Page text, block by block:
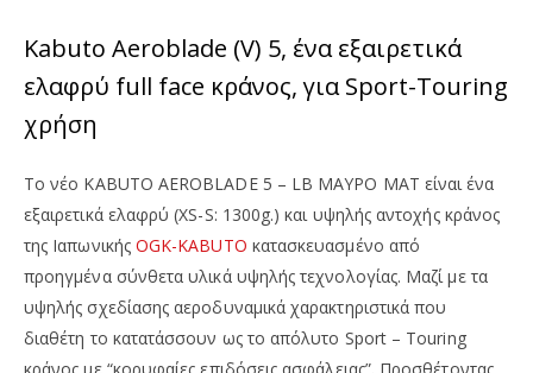
Kabuto Aeroblade (V) 5, ένα εξαιρετικά
ελαφρύ full face κράνος, για Sport-Touring
χρήση
Το νέο KABUTO AEROBLADE 5 – LB ΜΑΥΡΟ ΜΑΤ είναι ένα
εξαιρετικά ελαφρύ (XS-S: 1300g.) και υψηλής αντοχής κράνος
της Ιαπωνικής OGK-KABUTO κατασκευασμένο από
προηγμένα σύνθετα υλικά υψηλής τεχνολογίας. Μαζί με τα
υψηλής σχεδίασης αεροδυναμικά χαρακτηριστικά που
διαθέτη το κατατάσσουν ως το απόλυτο Sport – Touring